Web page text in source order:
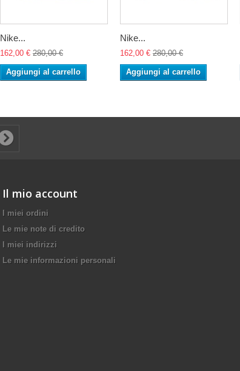
Nike...
162,00 € 280,00 €
Aggiungi al carrello
Nike...
162,00 € 280,00 €
Aggiungi al carrello
Il mio account
I miei ordini
Le mie note di credito
I miei indirizzi
Le mie informazioni personali